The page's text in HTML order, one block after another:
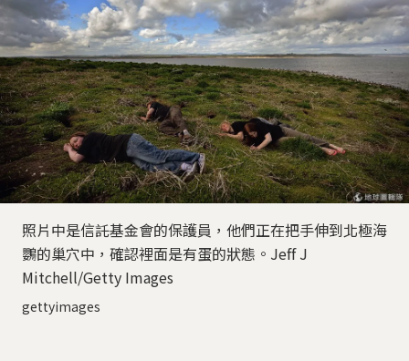
照片中是信託基金會的保護員，他們正在把手伸到北極海
鸚的巢穴中，確認裡面是有蛋的狀態。Jeff J
Mitchell/Getty Images
gettyimages